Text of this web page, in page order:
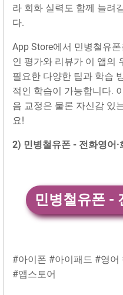
라 회화 실력도 함께 늘려
다.
App Store에서 민병철유
인 평가와 리뷰가 이 앱의
필요한 다양한 팁과 학습
적인 학습이 가능합니다.
음 교정은 물론 자신감 있
요!
2) 민병철유폰 - 전화영어
#아이폰 #아이패드 #영
#앱스토어